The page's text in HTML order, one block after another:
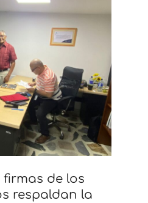
firmas de los
respaldan la